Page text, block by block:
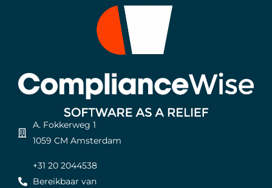
A. Fokkerweg 1
1059 CM Amsterdam
+31 20 2044538
Bereikbaar van